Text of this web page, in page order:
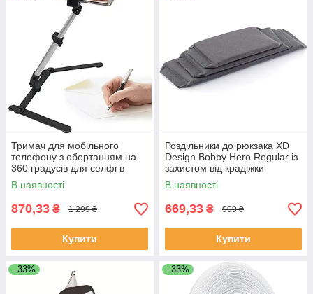
Тримач для мобільного
телефону з обертанням на
360 градусів для селфі в
прямому ефірі
В наявності
870,33 ₴ 1 299 ₴
Купити
Роздільники до рюкзака XD
Design Bobby Hero Regular із
захистом від крадіжки
В наявності
669,33 ₴ 999 ₴
Купити
–33% –33%